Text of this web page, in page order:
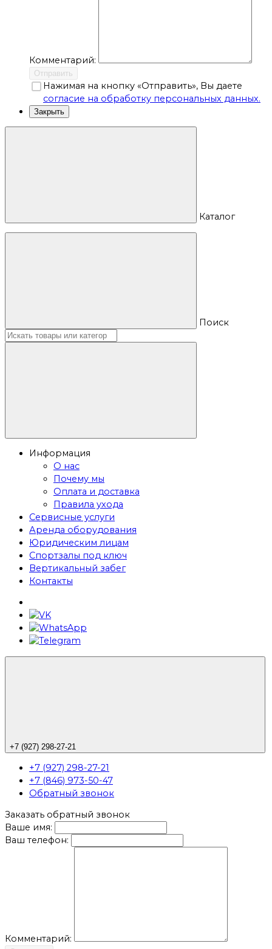
Комментарий:
Отправить
Нажимая на кнопку «Отправить», Вы даете
согласие на обработку персональных данных.
Закрыть
Каталог
Поиск
Информация
О нас
Почему мы
Оплата и доставка
Правила ухода
Сервисные услуги
Аренда оборудования
Юридическим лицам
Спортзалы под ключ
Вертикальный забег
Контакты
+7 (927) 298-27-21
+7 (927) 298-27-21
+7 (846) 973-50-47
Обратный звонок
Заказать обратный звонок
Ваше имя:
Ваш телефон:
Комментарий: